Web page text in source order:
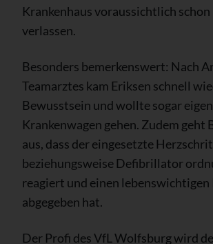
Krankenhaus voraussichtlich schon
verlassen.
Besonders bemerkenswert: Nach
Teamarztes kam Eriksen schnell
Bewusstsein und wollte sogar
Krankenwagen gehen. Zudem geht
aus, dass der eingesetzte
beziehungsweise Defibrillator
reagiert und einen lebenswichtigen
abgegeben hat.
Der Profi des VfL Wolfsburg wird